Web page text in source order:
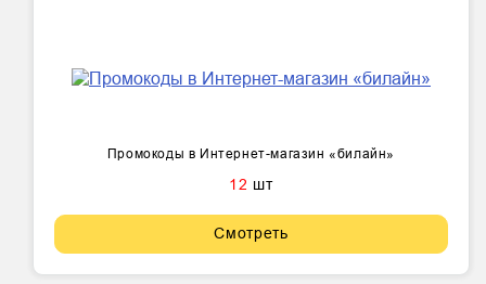
Промокоды в Интернет-магазин «билайн»
12 шт
Смотреть